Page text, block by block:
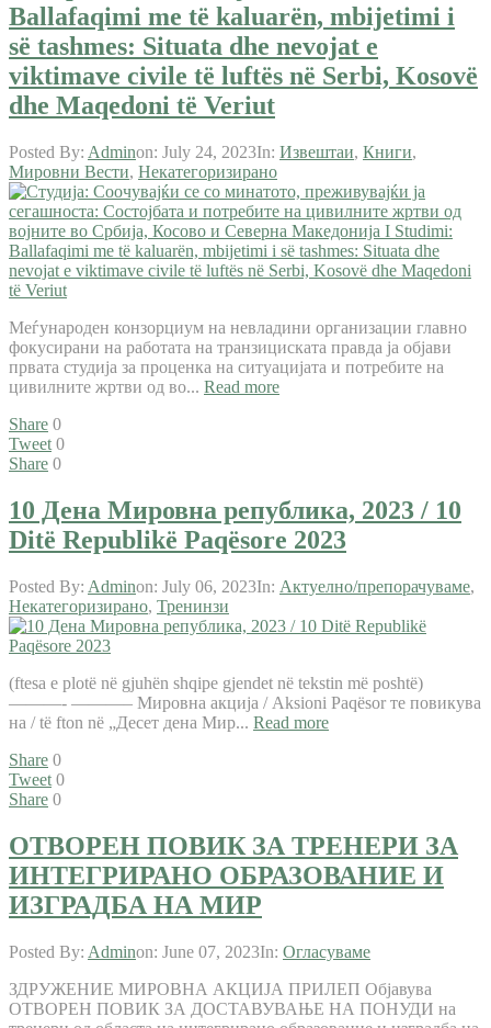
Ballafaqimi me të kaluarën, mbijetimi i
së tashmes: Situata dhe nevojat e
viktimave civile të luftës në Serbi, Kosovë
dhe Maqedoni të Veriut
Posted By: Adminon: July 24, 2023In: Извештаи, Книги,
Мировни Вести, Некатегоризирано
Меѓународен конзорциум на невладини организации главно
фокусирани на работата на транзициската правда ја објави
првата студија за проценка на ситуацијата и потребите на
цивилните жртви од во... Read more
Share 0
Tweet 0
Share 0
10 Дена Мировна република, 2023 / 10
Ditë Republikë Paqësore 2023
Posted By: Adminon: July 06, 2023In: Актуелно/препорачуваме,
Некатегоризирано, Тренинзи
(ftesa e plotë në gjuhën shqipe gjendet në tekstin më poshtë)
———- ———– Мировна акција / Aksioni Paqësor те повикува
на / të fton në „Десет дена Мир... Read more
Share 0
Tweet 0
Share 0
ОТВОРЕН ПОВИК ЗА ТРЕНЕРИ ЗА
ИНТЕГРИРАНО ОБРАЗОВАНИЕ И
ИЗГРАДБА НА МИР
Posted By: Adminon: June 07, 2023In: Огласуваме
ЗДРУЖЕНИЕ МИРОВНА АКЦИЈА ПРИЛЕП Објавува
ОТВОРЕН ПОВИК ЗА ДОСТАВУВАЊЕ НА ПОНУДИ на